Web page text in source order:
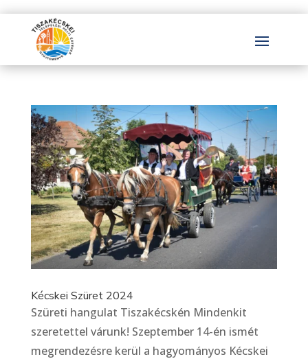
Kécskei Szüret 2024
Szüreti hangulat Tiszakécskén Mindenkit
szeretettel várunk! Szeptember 14-én ismét
megrendezésre kerül a hagyományos Kécskei